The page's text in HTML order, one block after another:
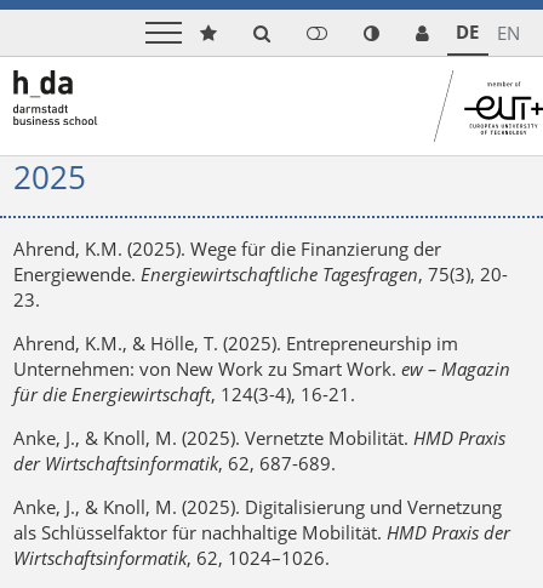
DE EN
2025
Ahrend, K.M. (2025). Wege für die Finanzierung der
Energiewende.Energiewirtschaftliche Tagesfragen, 75(3), 20-
23.
Ahrend, K.M., & Hölle, T. (2025). Entrepreneurship im
Unternehmen: von New Work zu Smart Work.ew – Magazin
für die Energiewirtschaft, 124(3-4), 16-21.
Anke, J., & Knoll, M. (2025). Vernetzte Mobilität.HMD Praxis
der Wirtschaftsinformatik, 62, 687-689.
Anke, J., & Knoll, M. (2025). Digitalisierung und Vernetzung
als Schlüsselfaktor für nachhaltige Mobilität.HMD Praxis der
Wirtschaftsinformatik, 62, 1024–1026.